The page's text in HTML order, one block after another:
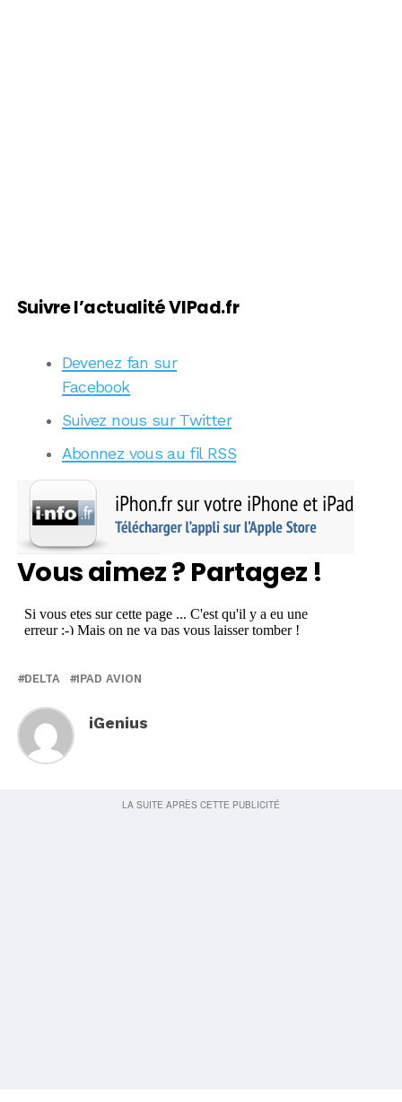
Suivre l’actualité VIPad.fr
Devenez fan sur
Facebook
Suivez nous sur Twitter
Abonnez vous au fil RSS
Vous aimez ? Partagez !
DELTA IPAD AVION
iGenius